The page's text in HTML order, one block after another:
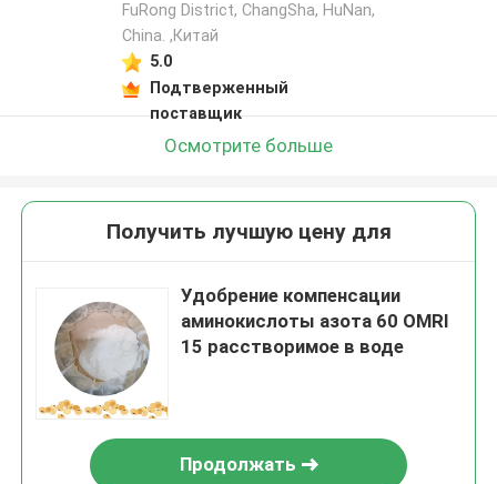
FuRong District, ChangSha, HuNan,
China. ,Китай
5.0
Подтверженный
поставщик
Осмотрите больше
Получить лучшую цену для
Удобрение компенсации
аминокислоты азота 60 OMRI
15 расстворимое в воде
Продолжать